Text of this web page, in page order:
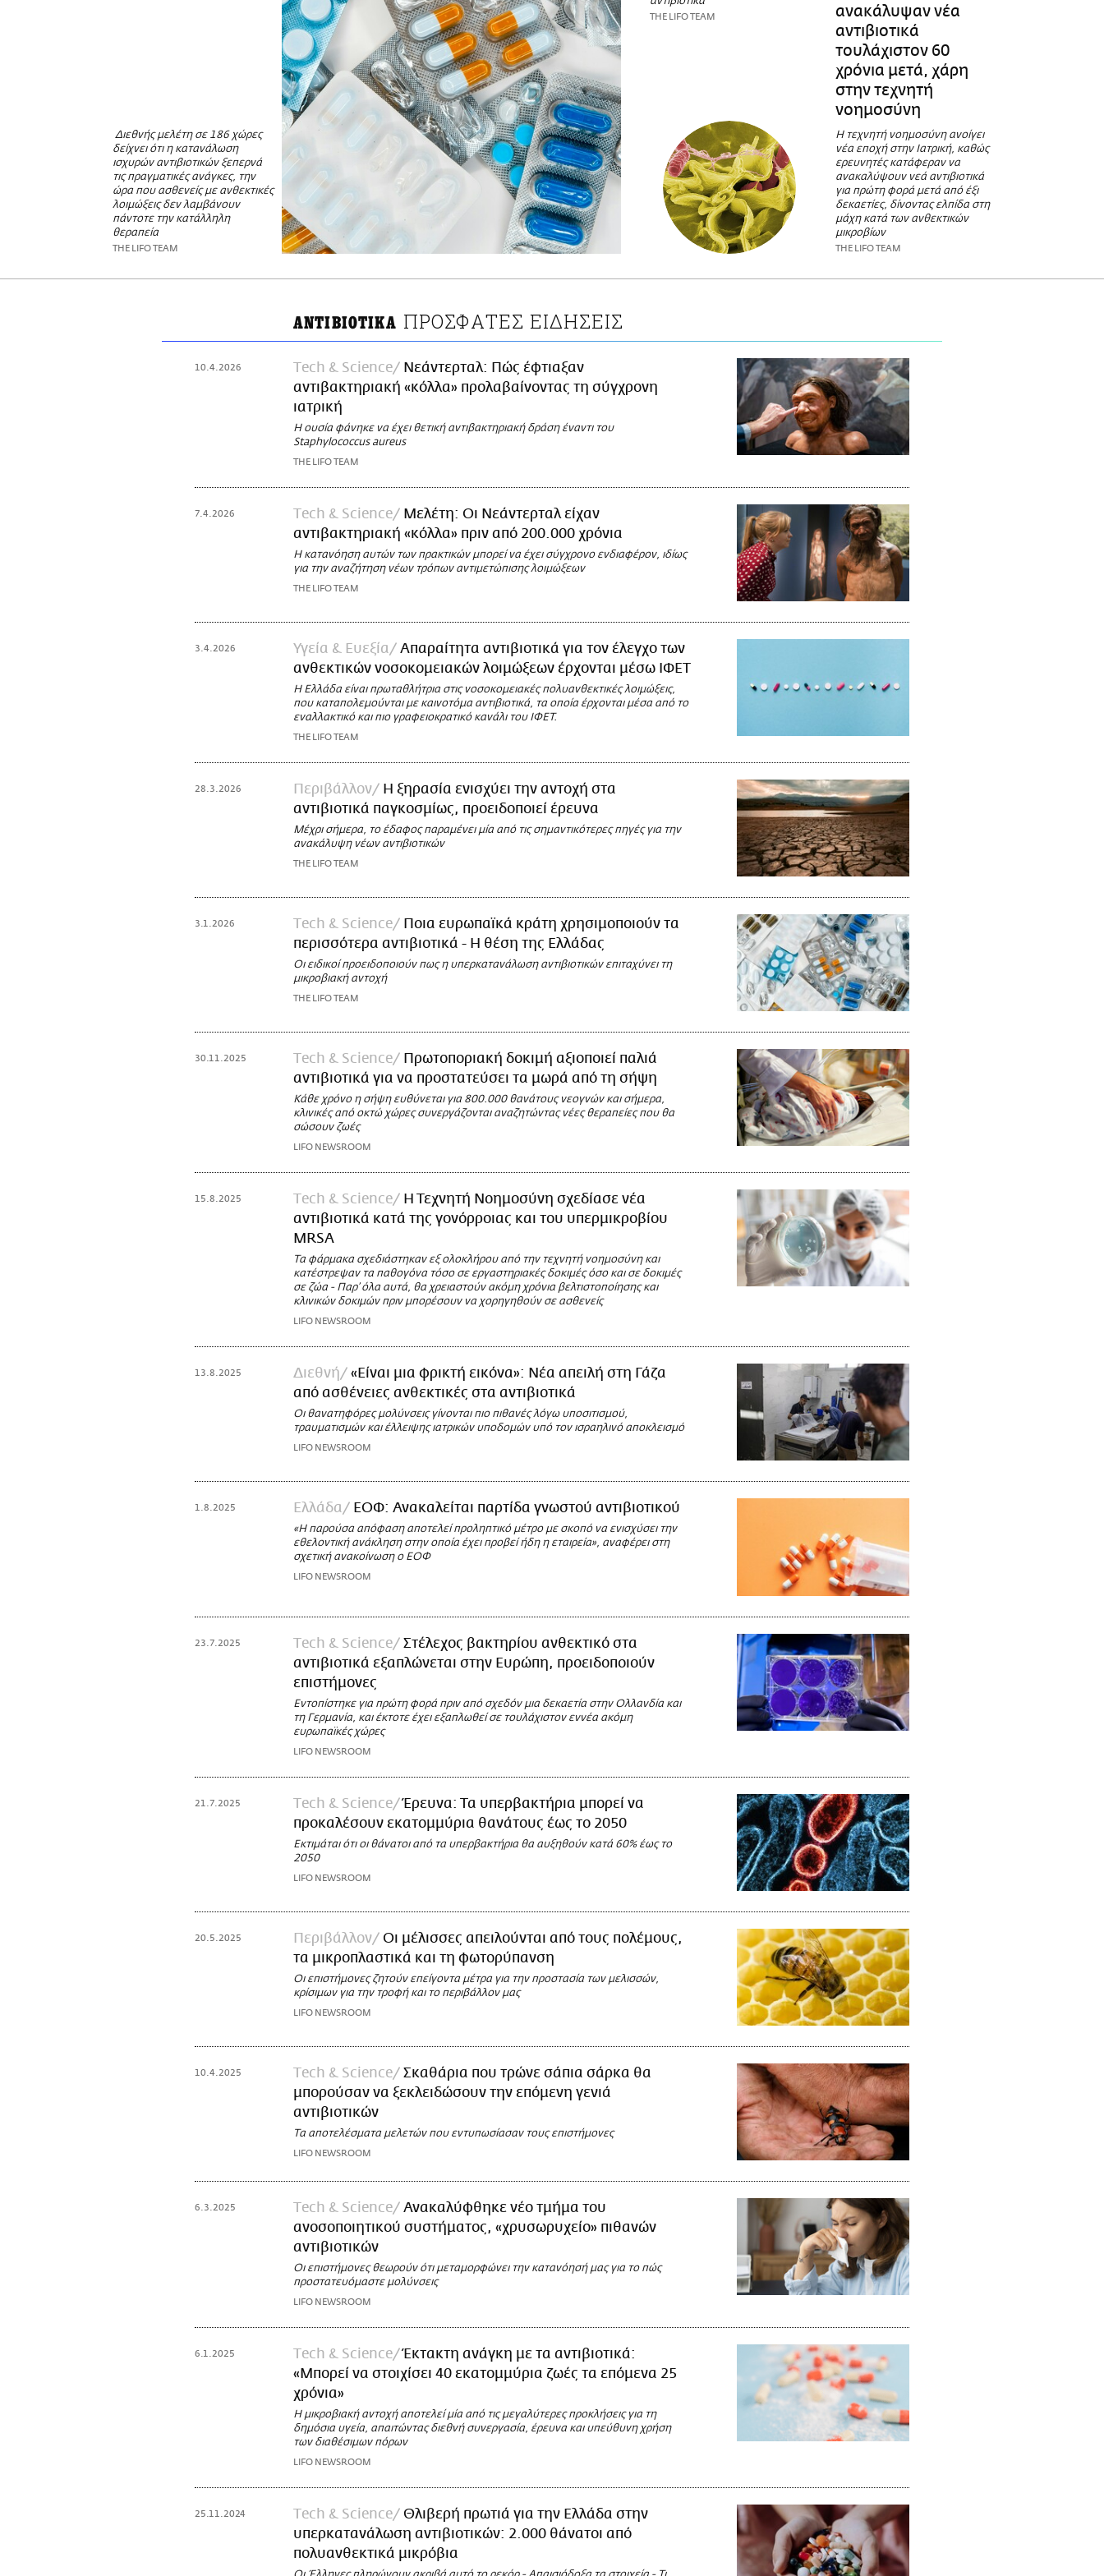
Διεθνής μελέτη σε 186 χώρες
δείχνει ότι η κατανάλωση
ισχυρών αντιβιοτικών ξεπερνά
τις πραγματικές ανάγκες, την
ώρα που ασθενείς με ανθεκτικές
λοιμώξεις δεν λαμβάνουν
πάντοτε την κατάλληλη
θεραπεία
THE LIFO TEAM
THE LIFO TEAM
ανακάλυψαν νέα
αντιβιοτικά
τουλάχιστον 60
χρόνια μετά, χάρη
στην τεχνητή
νοημοσύνη
Η τεχνητή νοημοσύνη ανοίγει
νέα εποχή στην Ιατρική, καθώς
ερευνητές κατάφεραν να
ανακαλύψουν νεά αντιβιοτικά
για πρώτη φορά μετά από έξι
δεκαετίες, δίνοντας ελπίδα στη
μάχη κατά των ανθεκτικών
μικροβίων
THE LIFO TEAM
ΑΝΤΙΒΙΟΤΙΚΑ ΠΡΟΣΦΑΤΕΣ ΕΙΔΗΣΕΙΣ
10.4.2026 Τech & Science
Νεάντερταλ: Πώς έφτιαξαν
αντιβακτηριακή «κόλλα» προλαβαίνοντας τη σύγχρονη
ιατρική
Η ουσία φάνηκε να έχει θετική αντιβακτηριακή δράση έναντι του
Staphylococcus aureus
THE LIFO TEAM
7.4.2026 Τech & Science
Μελέτη: Οι Νεάντερταλ είχαν
αντιβακτηριακή «κόλλα» πριν από 200.000 χρόνια
H κατανόηση αυτών των πρακτικών μπορεί να έχει σύγχρονο ενδιαφέρον, ιδίως
για την αναζήτηση νέων τρόπων αντιμετώπισης λοιμώξεων
THE LIFO TEAM
3.4.2026 Υγεία & Ευεξία
Απαραίτητα αντιβιοτικά για τον έλεγχο των
ανθεκτικών νοσοκομειακών λοιμώξεων έρχονται μέσω ΙΦΕΤ
Η Ελλάδα είναι πρωταθλήτρια στις νοσοκομειακές πολυανθεκτικές λοιμώξεις,
που καταπολεμούνται με καινοτόμα αντιβιοτικά, τα οποία έρχονται μέσα από το
εναλλακτικό και πιο γραφειοκρατικό κανάλι του ΙΦΕΤ.
THE LIFO TEAM
28.3.2026 Περιβάλλον
Η ξηρασία ενισχύει την αντοχή στα
αντιβιοτικά παγκοσμίως, προειδοποιεί έρευνα
Μέχρι σήμερα, το έδαφος παραμένει μία από τις σημαντικότερες πηγές για την
ανακάλυψη νέων αντιβιοτικών
THE LIFO TEAM
3.1.2026 Τech & Science
Ποια ευρωπαϊκά κράτη χρησιμοποιούν τα
περισσότερα αντιβιοτικά - Η θέση της Ελλάδας
Οι ειδικοί προειδοποιούν πως η υπερκατανάλωση αντιβιοτικών επιταχύνει τη
μικροβιακή αντοχή
THE LIFO TEAM
30.11.2025 Τech & Science
Πρωτοποριακή δοκιμή αξιοποιεί παλιά
αντιβιοτικά για να προστατεύσει τα μωρά από τη σήψη
Κάθε χρόνο η σήψη ευθύνεται για 800.000 θανάτους νεογνών και σήμερα,
κλινικές από οκτώ χώρες συνεργάζονται αναζητώντας νέες θεραπείες που θα
σώσουν ζωές
LIFO NEWSROOM
15.8.2025 Τech & Science
Η Τεχνητή Νοημοσύνη σχεδίασε νέα
αντιβιοτικά κατά της γονόρροιας και του υπερμικροβίου
MRSA
Τα φάρμακα σχεδιάστηκαν εξ ολοκλήρου από την τεχνητή νοημοσύνη και
κατέστρεψαν τα παθογόνα τόσο σε εργαστηριακές δοκιμές όσο και σε δοκιμές
σε ζώα - Παρ’ όλα αυτά, θα χρειαστούν ακόμη χρόνια βελτιστοποίησης και
κλινικών δοκιμών πριν μπορέσουν να χορηγηθούν σε ασθενείς
LIFO NEWSROOM
13.8.2025 Διεθνή
«Είναι μια φρικτή εικόνα»: Νέα απειλή στη Γάζα
από ασθένειες ανθεκτικές στα αντιβιοτικά
Οι θανατηφόρες μολύνσεις γίνονται πιο πιθανές λόγω υποσιτισμού,
τραυματισμών και έλλειψης ιατρικών υποδομών υπό τον ισραηλινό αποκλεισμό
LIFO NEWSROOM
1.8.2025 Ελλάδα ΕΟΦ: Ανακαλείται παρτίδα γνωστού αντιβιοτικού
«Η παρούσα απόφαση αποτελεί προληπτικό μέτρο με σκοπό να ενισχύσει την
εθελοντική ανάκληση στην οποία έχει προβεί ήδη η εταιρεία», αναφέρει στη
σχετική ανακοίνωση ο ΕΟΦ
LIFO NEWSROOM
23.7.2025 Τech & Science
Στέλεχος βακτηρίου ανθεκτικό στα
αντιβιοτικά εξαπλώνεται στην Ευρώπη, προειδοποιούν
επιστήμονες
Εντοπίστηκε για πρώτη φορά πριν από σχεδόν μια δεκαετία στην Ολλανδία και
τη Γερμανία, και έκτοτε έχει εξαπλωθεί σε τουλάχιστον εννέα ακόμη
ευρωπαϊκές χώρες
LIFO NEWSROOM
21.7.2025 Τech & Science
Έρευνα: Τα υπερβακτήρια μπορεί να
προκαλέσουν εκατομμύρια θανάτους έως το 2050
Εκτιμάται ότι οι θάνατοι από τα υπερβακτήρια θα αυξηθούν κατά 60% έως το
2050
LIFO NEWSROOM
20.5.2025 Περιβάλλον
Οι μέλισσες απειλούνται από τους πολέμους,
τα μικροπλαστικά και τη φωτορύπανση
Οι επιστήμονες ζητούν επείγοντα μέτρα για την προστασία των μελισσών,
κρίσιμων για την τροφή και το περιβάλλον μας
LIFO NEWSROOM
10.4.2025 Τech & Science
Σκαθάρια που τρώνε σάπια σάρκα θα
μπορούσαν να ξεκλειδώσουν την επόμενη γενιά
αντιβιοτικών
Τα αποτελέσματα μελετών που εντυπωσίασαν τους επιστήμονες
LIFO NEWSROOM
6.3.2025 Τech & Science
Ανακαλύφθηκε νέο τμήμα του
ανοσοποιητικού συστήματος, «χρυσωρυχείο» πιθανών
αντιβιοτικών
Οι επιστήμονες θεωρούν ότι μεταμορφώνει την κατανόησή μας για το πώς
προστατευόμαστε μολύνσεις
LIFO NEWSROOM
6.1.2025 Τech & Science
Έκτακτη ανάγκη με τα αντιβιοτικά:
«Μπορεί να στοιχίσει 40 εκατομμύρια ζωές τα επόμενα 25
χρόνια»
Η μικροβιακή αντοχή αποτελεί μία από τις μεγαλύτερες προκλήσεις για τη
δημόσια υγεία, απαιτώντας διεθνή συνεργασία, έρευνα και υπεύθυνη χρήση
των διαθέσιμων πόρων
LIFO NEWSROOM
25.11.2024 Τech & Science
Θλιβερή πρωτιά για την Ελλάδα στην
υπερκατανάλωση αντιβιοτικών: 2.000 θάνατοι από
πολυανθεκτικά μικρόβια